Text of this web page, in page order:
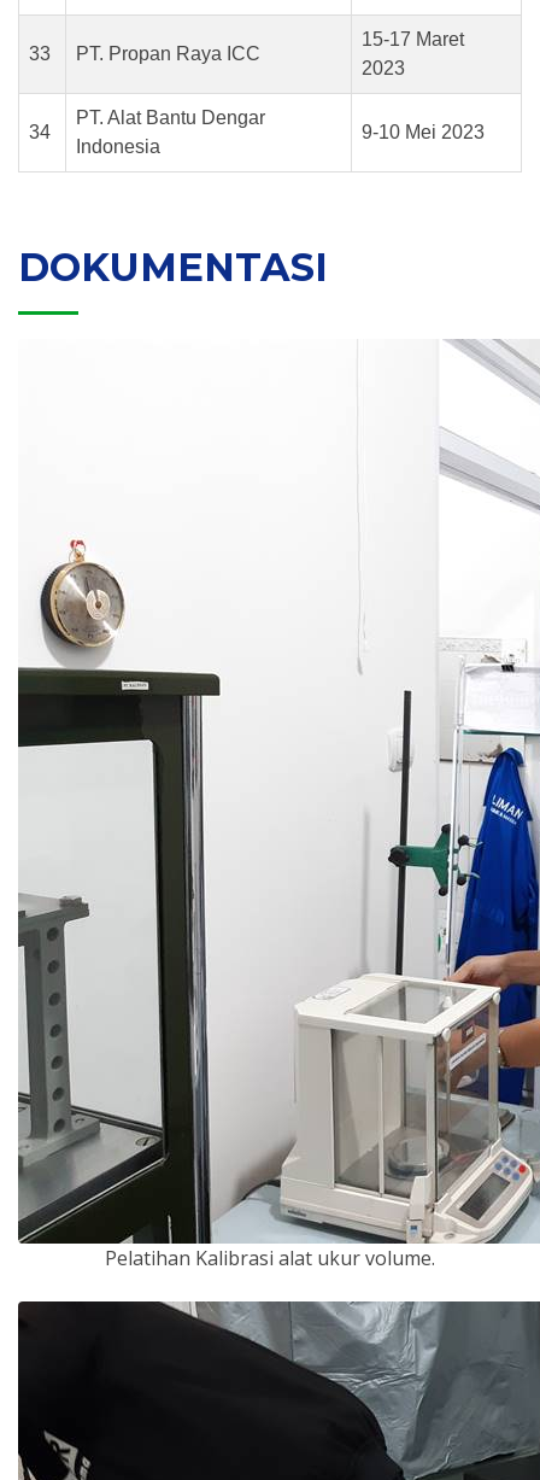
33 PT. Propan Raya ICC
15-17 Maret
2023
34
PT. Alat Bantu Dengar
Indonesia
9-10 Mei 2023
DOKUMENTASI
Pelatihan Kalibrasi alat ukur volume.